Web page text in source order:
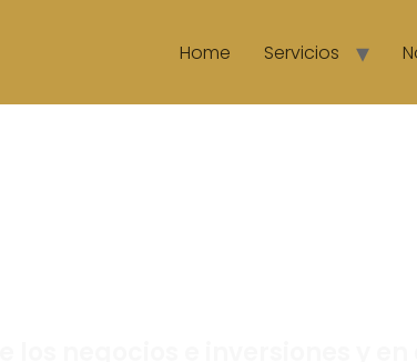
Home Servicios